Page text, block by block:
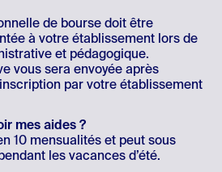
de bourse doit être
à votre établissement lors de
et pédagogique.
vous sera envoyée après
par votre établissement
mes aides ?
10 mensualités et peut sous
les vacances d’été.